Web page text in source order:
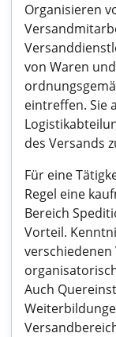
Organisieren
von Waren
eintreffen. Sie
des Versands
Für eine
Regel eine
Bereich
Vorteil.
Auch